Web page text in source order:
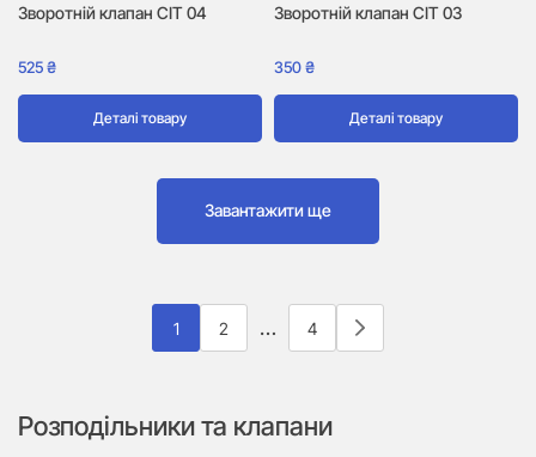
Зворотній клапан CIT 04
525₴
Деталі товару
Зворотній клапан CIT 03
350₴
Деталі товару
Завантажити ще
1 2 … 4
Розподільники та клапани